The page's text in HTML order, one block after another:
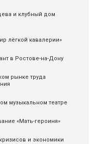
и клубный дом
лёгкой кавалерии»
в Ростове-на-Дону
рынке труда
музыкальном театре
«Мать-героиня»
и экономики